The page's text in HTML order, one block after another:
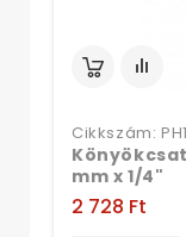
Cikkszám:
mm x 1/4"
2 728 Ft‎